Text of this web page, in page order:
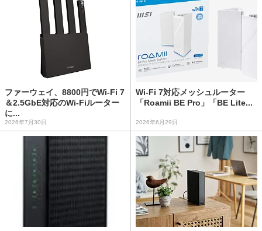
ファーウェイ、8800円でWi-Fi 7
＆2.5GbE対応のWi-Fiルーター
に...
2026年7月30日
Wi-Fi 7対応メッシュルーター
「Roamii BE Pro」「BE Lite...
2026年6月29日